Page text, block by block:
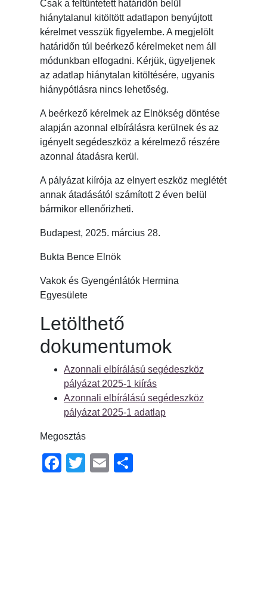
Csak a feltüntetett határidőn belül
hiánytalanul kitöltött adatlapon benyújtott
kérelmet vesszük figyelembe. A megjelölt
határidőn túl beérkező kérelmeket nem áll
módunkban elfogadni. Kérjük, ügyeljenek
az adatlap hiánytalan kitöltésére, ugyanis
hiánypótlásra nincs lehetőség.
A beérkező kérelmek az Elnökség döntése
alapján azonnal elbírálásra kerülnek és az
igényelt segédeszköz a kérelmező részére
azonnal átadásra kerül.
A pályázat kiírója az elnyert eszköz meglétét
annak átadásától számított 2 éven belül
bármikor ellenőrizheti.
Budapest, 2025. március 28.
Bukta Bence Elnök
Vakok és Gyengénlátók Hermina
Egyesülete
Letölthető
dokumentumok
Azonnali elbírálású segédeszköz
pályázat 2025-1 kiírás
Azonnali elbírálású segédeszköz
pályázat 2025-1 adatlap
Megosztás
Facebook
TwitterEmail